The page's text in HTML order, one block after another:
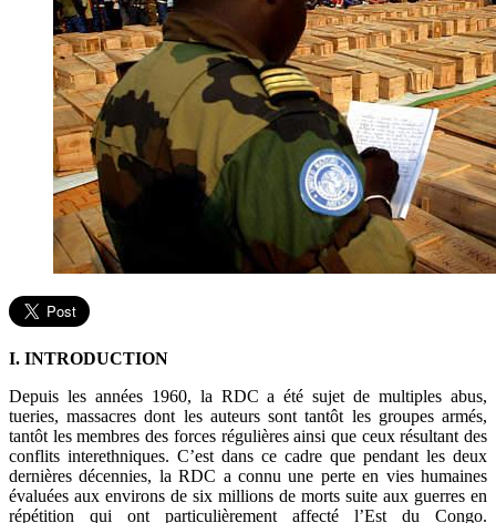
I. INTRODUCTION
Depuis les années 1960, la RDC a été sujet de multiples abus,
tueries, massacres dont les auteurs sont tantôt les groupes armés,
tantôt les membres des forces régulières ainsi que ceux résultant des
conflits interethniques. C’est dans ce cadre que pendant les deux
dernières décennies, la RDC a connu une perte en vies humaines
évaluées aux environs de six millions de morts suite aux guerres en
répétition qui ont particulièrement affecté l’Est du Congo.